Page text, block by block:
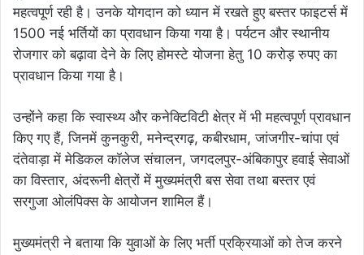
महत्वपूर्ण रही है। उनके योगदान को ध्यान में रखते हुए बस्तर फाइटर्स में
1500 नई भर्तियों का प्रावधान किया गया है। पर्यटन और स्थानीय
रोजगार को बढ़ावा देने के लिए होमस्टे योजना हेतु 10 करोड़ रुपए का
प्रावधान किया गया है।
उन्होंने कहा कि स्वास्थ्य और कनेक्टिविटी क्षेत्र में भी महत्वपूर्ण प्रावधान
किए गए हैं, जिनमें कुनकुरी, मनेन्द्रगढ़, कबीरधाम, जांजगीर-चांपा एवं
दंतेवाड़ा में मेडिकल कॉलेज संचालन, जगदलपुर-अंबिकापुर हवाई सेवाओं
का विस्तार, अंदरूनी क्षेत्रों में मुख्यमंत्री बस सेवा तथा बस्तर एवं
सरगुजा ओलंपिक्स के आयोजन शामिल हैं।
मुख्यमंत्री ने बताया कि युवाओं के लिए भर्ती प्रक्रियाओं को तेज करने